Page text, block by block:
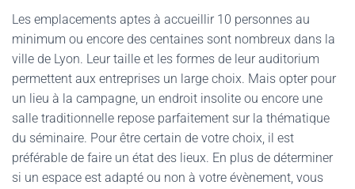
Les emplacements aptes à accueillir 10 personnes au
minimum ou encore des centaines sont nombreux dans la
ville de Lyon. Leur taille et les formes de leur auditorium
permettent aux entreprises un large choix. Mais opter pour
un lieu à la campagne, un endroit insolite ou encore une
salle traditionnelle repose parfaitement sur la thématique
du séminaire. Pour être certain de votre choix, il est
préférable de faire un état des lieux. En plus de déterminer
si un espace est adapté ou non à votre évènement, vous